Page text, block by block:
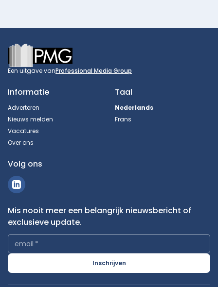
Footer
Een uitgave vanProfessional Media Group
Informatie
Adverteren
Nieuws melden
Vacatures
Over ons
Taal
Nederlands
Frans
Volg ons
Mis nooit meer een belangrijk nieuwsbericht of
exclusieve update.
email *
Inschrijven